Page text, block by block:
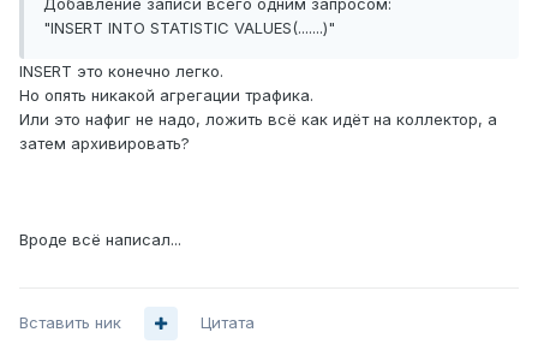
Добавление записи всего одним запросом:
"INSERT INTO STATISTIC VALUES(.......)"
INSERT это конечно легко.
Но опять никакой агрегации трафика.
Или это нафиг не надо, ложить всё как идёт на коллектор, а
затем архивировать?
Вроде всё написал...
Вставить ник Цитата